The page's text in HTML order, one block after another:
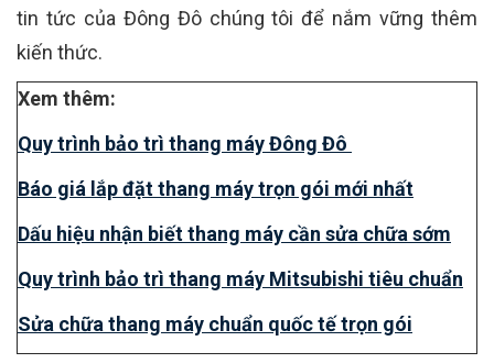
tin tức của Đông Đô chúng tôi để nắm vững thêm
kiến thức.
Xem thêm:
Quy trình bảo trì thang máy Đông Đô
Báo giá lắp đặt thang máy trọn gói mới nhất
Dấu hiệu nhận biết thang máy cần sửa chữa sớm
Quy trình bảo trì thang máy Mitsubishi tiêu chuẩn
Sửa chữa thang máy chuẩn quốc tế trọn gói